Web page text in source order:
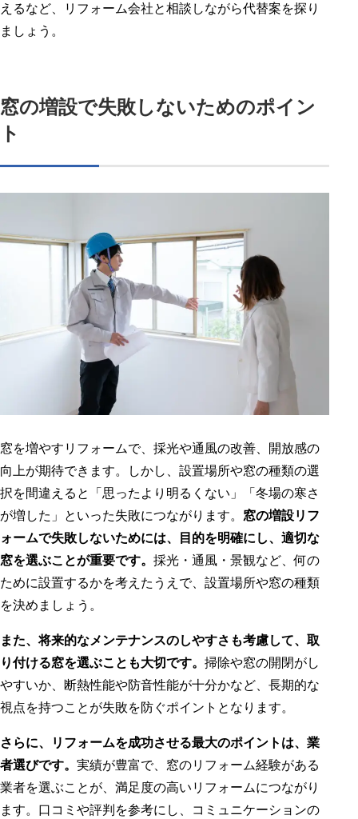
えるなど、リフォーム会社と相談しながら代替案を探り
ましょう。
窓の増設で失敗しないためのポイン
ト
窓を増やすリフォームで、採光や通風の改善、開放感の
向上が期待できます。しかし、設置場所や窓の種類の選
択を間違えると「思ったより明るくない」「冬場の寒さ
が増した」といった失敗につながります。 窓の増設リフ
ォームで失敗しないためには、目的を明確にし、適切な
窓を選ぶことが重要です。 採光・通風・景観など、何の
ために設置するかを考えたうえで、設置場所や窓の種類
を決めましょう。
また、将来的なメンテナンスのしやすさも考慮して、取
り付ける窓を選ぶことも大切です。 掃除や窓の開閉がし
やすいか、断熱性能や防音性能が十分かなど、長期的な
視点を持つことが失敗を防ぐポイントとなります。
さらに、リフォームを成功させる最大のポイントは、業
者選びです。 実績が豊富で、窓のリフォーム経験がある
業者を選ぶことが、満足度の高いリフォームにつながり
ます。口コミや評判を参考にし、コミュニケーションの